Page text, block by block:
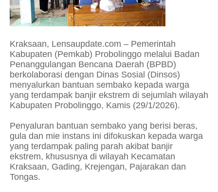
Kraksaan, Lensaupdate.com – Pemerintah
Kabupaten (Pemkab) Probolinggo melalui Badan
Penanggulangan Bencana Daerah (BPBD)
berkolaborasi dengan Dinas Sosial (Dinsos)
menyalurkan bantuan sembako kepada warga
yang terdampak banjir ekstrem di sejumlah wilayah
Kabupaten Probolinggo, Kamis (29/1/2026).
Penyaluran bantuan sembako yang berisi beras,
gula dan mie instans ini difokuskan kepada warga
yang terdampak paling parah akibat banjir
ekstrem, khususnya di wilayah Kecamatan
Kraksaan, Gading, Krejengan, Pajarakan dan
Tongas.